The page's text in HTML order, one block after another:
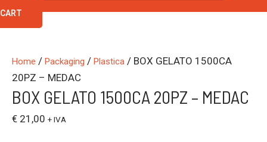
CART
Home / Packaging / Plastica / BOX GELATO 1500CA
20PZ – MEDAC
BOX GELATO 1500CA 20PZ – MEDAC
€ 21,00 + IVA